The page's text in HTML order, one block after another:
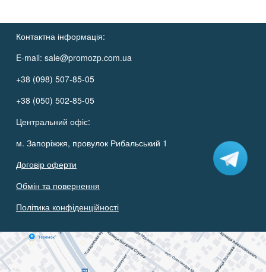
Контактна інформація:
E-mail: sale@promozp.com.ua
+38 (098) 507-85-05
+38 (050) 502-85-05
Центральний офіс:
м. Запоріжжя, провулок Рибальський 1
Договір оферти
Обмін та повернення
Політика конфіденційності